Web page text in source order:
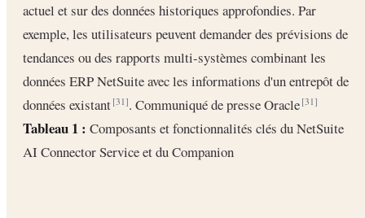
actuel et sur des données historiques approfondies. Par
exemple, les utilisateurs peuvent demander des prévisions de
tendances ou des rapports multi-systèmes combinant les
données ERP NetSuite avec les informations d'un entrepôt de
données existant[31]. Communiqué de presse Oracle[31]
Tableau 1 : Composants et fonctionnalités clés du NetSuite
AI Connector Service et du Companion